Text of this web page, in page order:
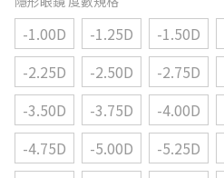
-1.00D -1.25D -1.50D
-2.25D
-2.50D -2.75D
-3.50D
-3.75D -4.00D
-4.75D
-5.00D -5.25D